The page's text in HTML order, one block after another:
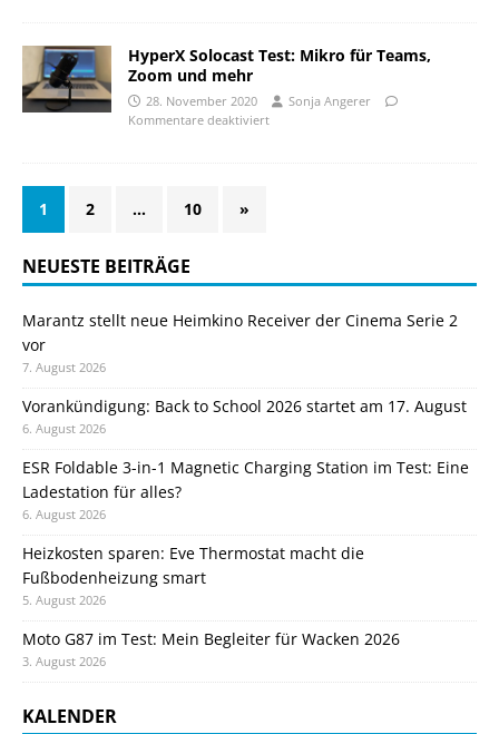
HyperX Solocast Test: Mikro für Teams,
Zoom und mehr
28. November 2020
Sonja Angerer
Kommentare deaktiviert
1 2 … 10 »
NEUESTE BEITRÄGE
Marantz stellt neue Heimkino Receiver der Cinema Serie 2
vor
7. August 2026
Vorankündigung: Back to School 2026 startet am 17. August
6. August 2026
ESR Foldable 3-in-1 Magnetic Charging Station im Test: Eine
Ladestation für alles?
6. August 2026
Heizkosten sparen: Eve Thermostat macht die
Fußbodenheizung smart
5. August 2026
Moto G87 im Test: Mein Begleiter für Wacken 2026
3. August 2026
KALENDER